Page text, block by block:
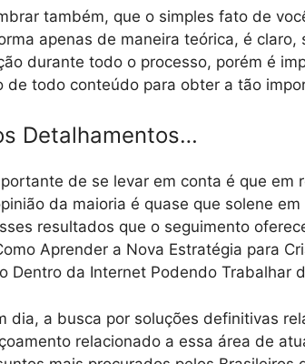
também, que o simples fato de
apenas de maneira teórica, é
durante todo o processo, porém é
de todo conteúdo para obter a tão
Detalhamentos…
de se levar em conta é que em
da maioria é quase que solene
resultados que o seguimento
Aprender a Nova Estratégia para
Dentro da Internet Podendo Trabalhar
dia, a busca por soluções definitivas
relacionado a essa área de